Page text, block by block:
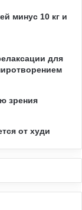
минус 10 кг и
для
зрения
от худи